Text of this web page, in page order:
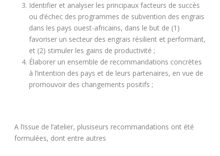
Identifier et analyser les principaux facteurs de succès
ou d’échec des programmes de subvention des engrais
dans les pays ouest-africains, dans le but de (1)
favoriser un secteur des engrais résilient et performant,
et (2) stimuler les gains de productivité ;
Élaborer un ensemble de recommandations concrètes
à l’intention des pays et de leurs partenaires, en vue de
promouvoir des changements positifs ;
A l’issue de l’atelier, plusiseurs recommandations ont été
formulées, dont entre autres